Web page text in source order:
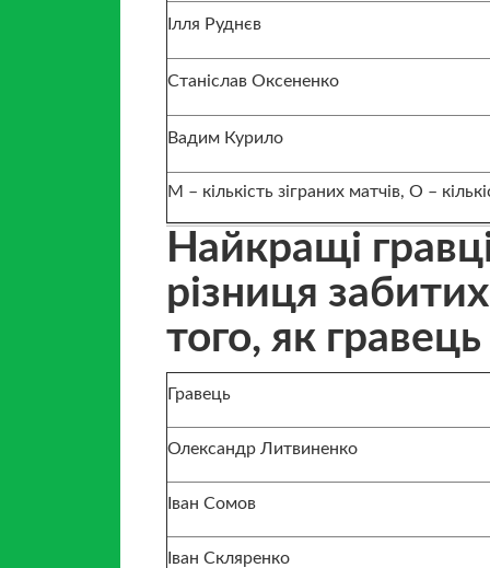
Ілля Руднєв
Станіслав Оксененко
Вадим Курило
М – кількість зіграних матчів, О –
Найкращі
різниця
того, як
Гравець
Олександр Литвиненко
Іван Сомов
Іван Скляренко